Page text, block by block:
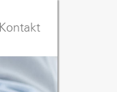
Kontakt